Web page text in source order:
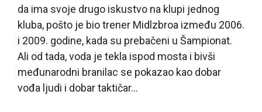
da ima svoje drugo iskustvo na klupi jednog
kluba, pošto je bio trener Midlzbroa između 2006.
i 2009. godine, kada su prebačeni u Šampionat.
Ali od tada, voda je tekla ispod mosta i bivši
međunarodni branilac se pokazao kao dobar
vođa ljudi i dobar taktičar…